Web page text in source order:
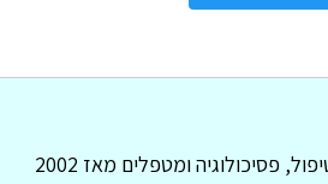
פסיכולוגיה ומטפלים מאז 2002